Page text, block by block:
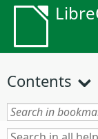
Contents